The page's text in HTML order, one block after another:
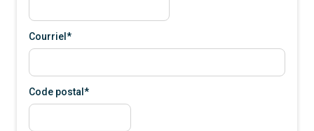
Courriel*
Code postal*